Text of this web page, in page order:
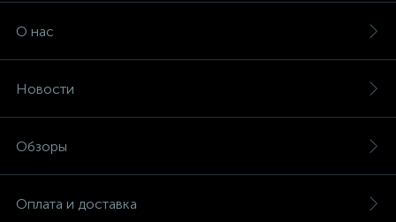
О нас
Новости
Обзоры
Оплата и доставка